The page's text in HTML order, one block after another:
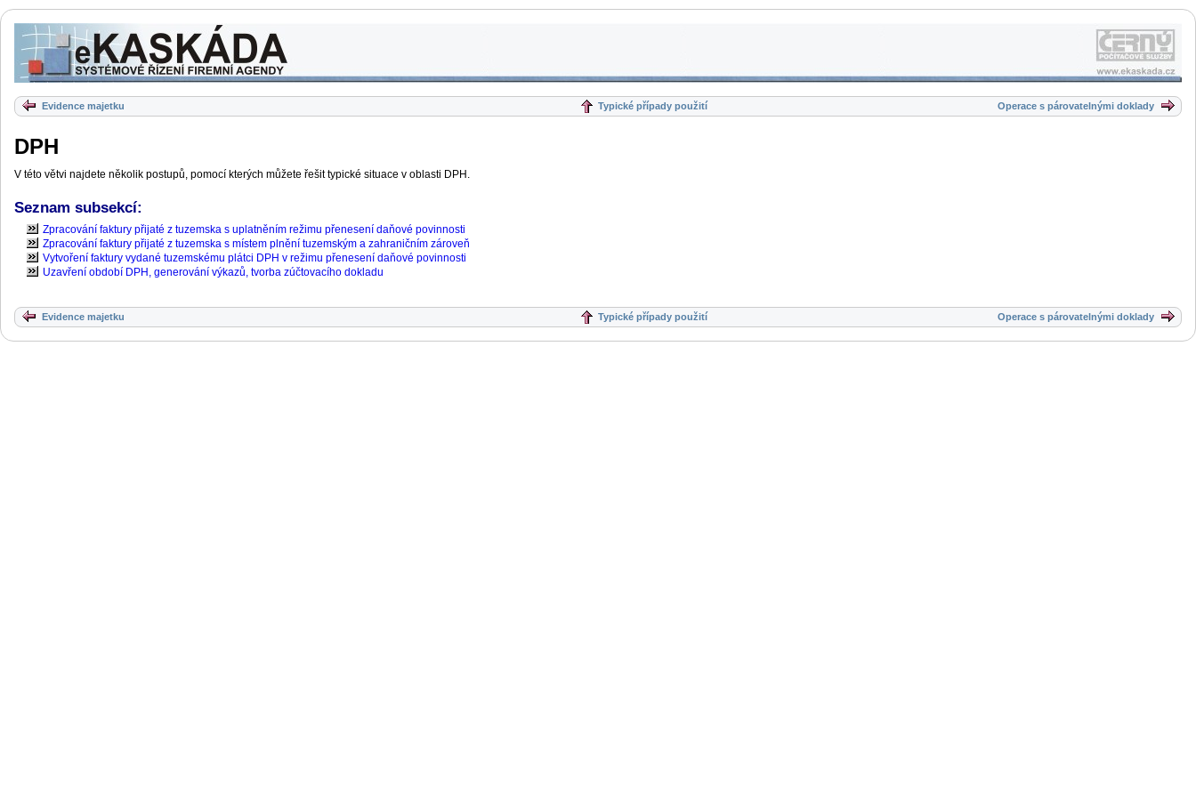
Evidence majetku Typické případy použití Operace s párovatelnými doklady
DPH
V této větvi najdete několik postupů, pomocí kterých můžete řešit typické situace v oblasti DPH.
Seznam subsekcí:
Zpracování faktury přijaté z tuzemska s uplatněním režimu přenesení daňové povinnosti
Zpracování faktury přijaté z tuzemska s místem plnění tuzemským a zahraničním zároveň
Vytvoření faktury vydané tuzemskému plátci DPH v režimu přenesení daňové povinnosti
Uzavření období DPH, generování výkazů, tvorba zúčtovacího dokladu
Evidence majetku Typické případy použití Operace s párovatelnými doklady